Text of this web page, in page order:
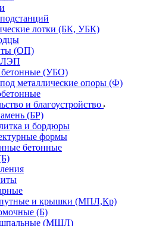
лотки (БК, УБК)
(ОП)
ЛЭП
бетонные (УБО)
металлические опоры (Ф)
и благоустройство
(БР)
и бордюры
формы
бетонные
и крышки (МПЛ,Кр)
(Б)
(МШЛ)